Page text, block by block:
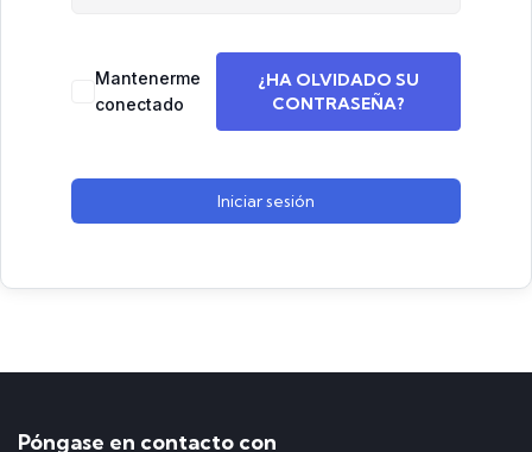
Mantenerme
conectado
¿HA OLVIDADO SU
CONTRASEÑA?
Iniciar sesión
Póngase en contacto con